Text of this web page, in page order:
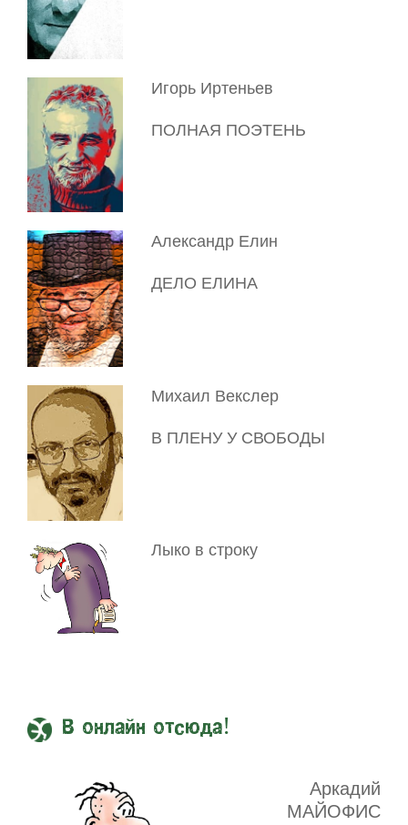
Игорь Иртеньев
ПОЛНАЯ ПОЭТЕНЬ
Александр Елин
ДЕЛО ЕЛИНА
Михаил Векслер
В ПЛЕНУ У СВОБОДЫ
Лыко в строку
В онлайн отсюда!
Аркадий
МАЙОФИС